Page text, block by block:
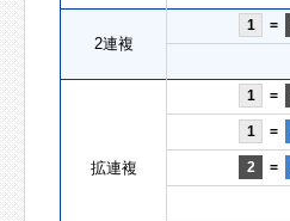
2連複
1 =
拡連複
1 =
1 =
2 =